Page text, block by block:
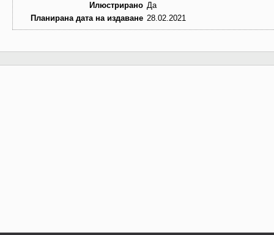
Илюстрирано Да
Планирана дата на издаване 28.02.2021